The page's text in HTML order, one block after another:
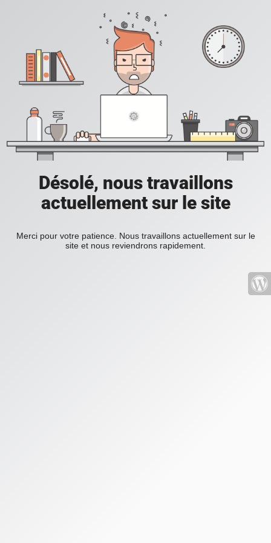
Désolé, nous travaillons
actuellement sur le site
Merci pour votre patience. Nous travaillons actuellement sur le
site et nous reviendrons rapidement.